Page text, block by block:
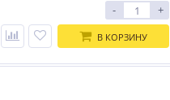
- +
В КОРЗИНУ